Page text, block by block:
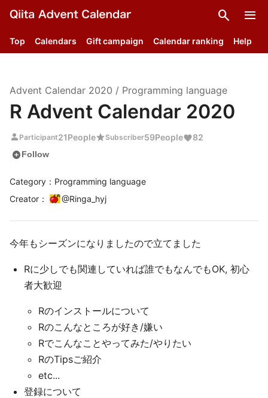
search menu
Top Calendars Gift campaign Calendar ranking Help
Advent Calendar 2020 / Programming language
R Advent Calendar 2020
person Participant21PeoplestarSubscriber59People 82
add_circleFollow
Category：Programming language
Creator ： @Ringa_hyj
今年もシーズンになりましたので立てました
Rに少しでも関連していれば誰でもなんでもOK, 初心
者大歓迎
Rのインストールについて
Rのこんなところが好き/嫌い
Rでこんなことやってみた/やりたい
RのTipsご紹介
etc...
登録について